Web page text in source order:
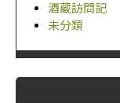
酒蔵訪問記
未分類